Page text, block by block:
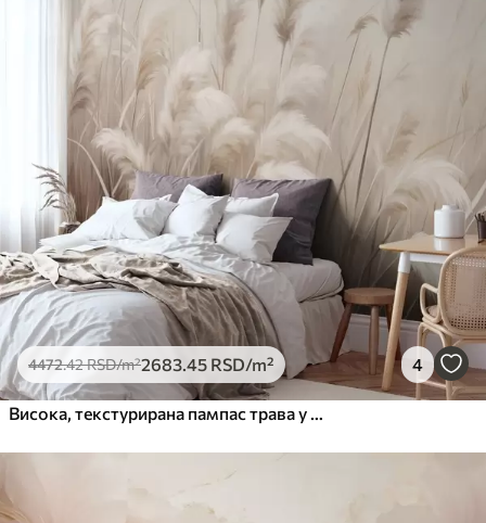
4472.42RSD/m²2683 .45 RSD/m² 4